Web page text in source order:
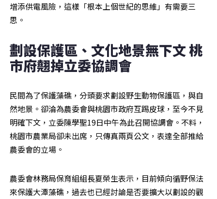
增添供電風險，這樣「根本上個世紀的思維」有需要三
思。
劃設保護區、文化地景無下文 桃
市府翹掉立委協調會
民間為了保護藻礁，分頭要求劃設野生動物保護區，與自
然地景。卻淪為農委會與桃園市政府互踢皮球，至今不見
明確下文，立委陳學聖19日中午為此召開協調會。不料，
桃園市農業局卻未出席，只傳真兩頁公文，表達全部推給
農委會的立場。
農委會林務局保育組組長夏榮生表示，目前傾向循野保法
來保護大潭藻礁，過去也已經討論是否要擴大以劃設的觀